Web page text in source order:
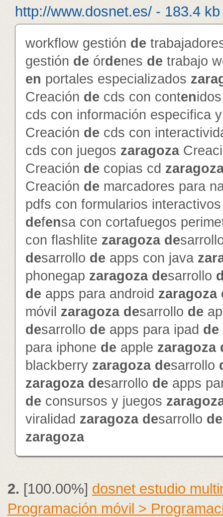
http://www.dosnet.es/ - 183.4 kb
workflow gestión de
gestión de órdenes de trabajo
en portales especializados
Creación de cds con conten
cds con información especifica
Creación de cds con
cds con juegos zaragoza
Creación de copias cd
Creación de marcadores para
pdfs con formularios
defensa con cortafuegos
con flashlite zaragoza de
desarrollo de apps con java
phonegap zaragoza desarrollo
de apps para android zaragoza
móvil zaragoza desarrollo de
desarrollo de apps para ipad de
para iphone de apple zaragoza
blackberry zaragoza desarrollo
zaragoza desarrollo de apps
de consursos y juegos
viralidad zaragoza desarrollo de
zaragoza
2.[100.00%]dosnet estudio
Programación móvil >